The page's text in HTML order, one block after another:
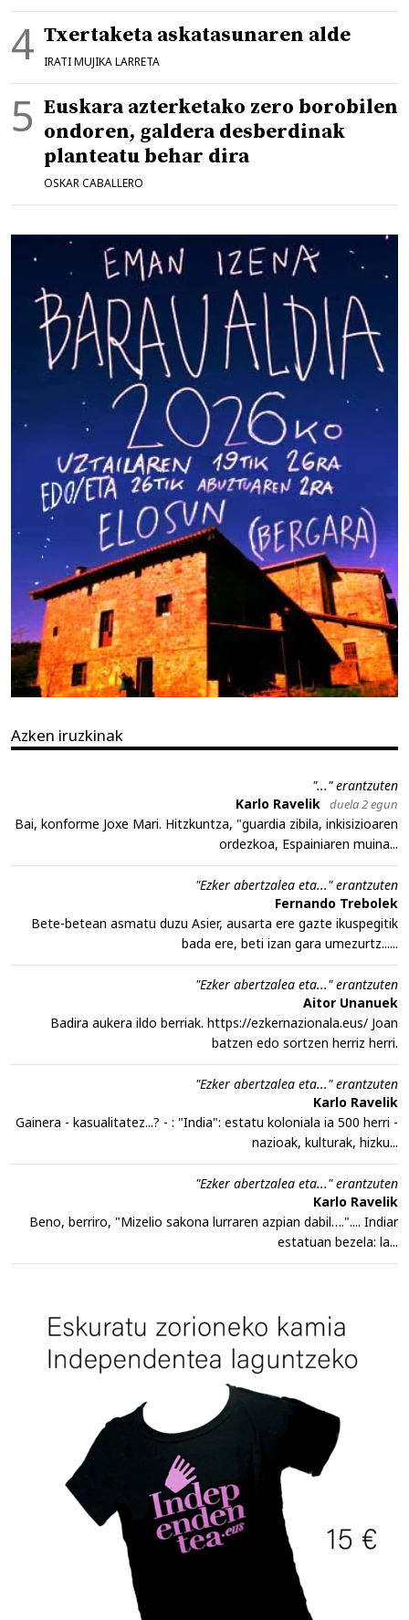
Txertaketa askatasunaren alde
IRATI MUJIKA LARRETA
Euskara azterketako zero borobilen
ondoren, galdera desberdinak
planteatu behar dira
OSKAR CABALLERO
Azken iruzkinak
"..." erantzuten
Karlo Ravelik duela 2 egun
Bai, konforme Joxe Mari. Hitzkuntza, "guardia zibila, inkisizioaren
ordezkoa, Espainiaren muina...
"Ezker abertzalea eta..." erantzuten
Fernando Trebolek
Bete-betean asmatu duzu Asier, ausarta ere gazte ikuspegitik
bada ere, beti izan gara umezurtz......
"Ezker abertzalea eta..." erantzuten
Aitor Unanuek
Badira aukera ildo berriak. https://ezkernazionala.eus/ Joan
batzen edo sortzen herriz herri.
"Ezker abertzalea eta..." erantzuten
Karlo Ravelik
Gainera - kasualitatez...? - : "India": estatu koloniala ia 500 herri -
nazioak, kulturak, hizku...
"Ezker abertzalea eta..." erantzuten
Karlo Ravelik
Beno, berriro, "Mizelio sakona lurraren azpian dabil….".... Indiar
estatuan bezela: la...